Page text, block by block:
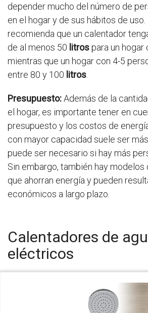
depender mucho del número de
en el hogar y de sus hábitos de
recomienda que un calentador
de al menos 50 litrospara un hogar
mientras que un hogar con 4-5
entre 80 y 100 litros
Presupuesto:Además de la
el hogar, es importante tener en
presupuesto y los costos de
con mayor capacidad suele ser
puede ser necesario si hay más
Sin embargo, también hay
que ahorran energía y pueden
económicos a largo plazo.
Calentadores de
eléctricos